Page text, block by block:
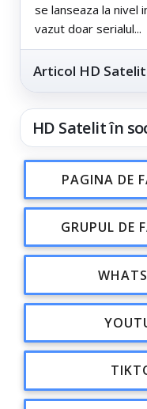
se lanseaza la nivel
vazut doar serialul...
Articol HD Satelit
HD Satelit în
PAGINA DE
GRUPUL DE